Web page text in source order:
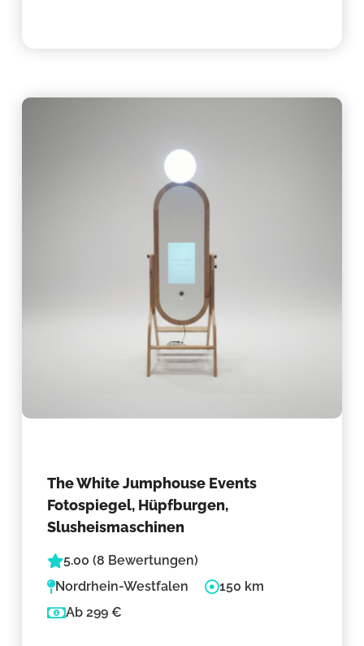
The White Jumphouse Events
Fotospiegel, Hüpfburgen,
Slusheismaschinen
5.00 (8 Bewertungen)
Nordrhein-Westfalen
150 km
Ab 299 €